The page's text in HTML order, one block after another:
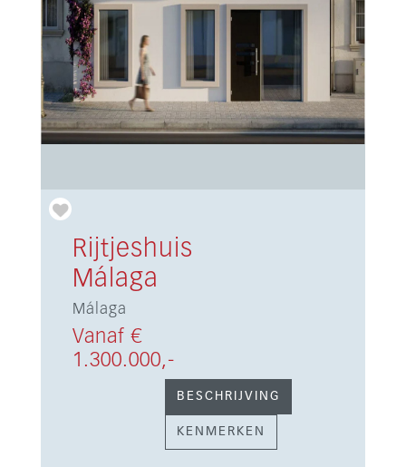
Rijtjeshuis
Málaga
Málaga
Vanaf €
1.300.000,-
BESCHRIJVING
KENMERKEN